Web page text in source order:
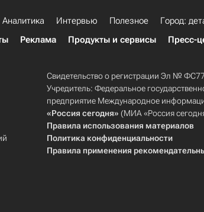
Аналитика Интервью Полезное Город:
Реклама Продукты и сервисы Пресс-
Свидетельство о регистрации Эл №
Учредитель: Федеральное
предприятие Международное
«Россия сегодня» (МИА «Россия
Правила использования материалов
Политика конфиденциальности
Правила применения